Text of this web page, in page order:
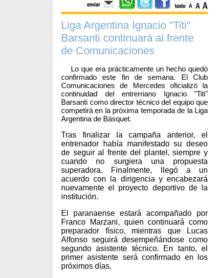
Liga Argentina Ignacio "Titi"
Barsanti continuará al frente
de Comunicaciones
Lo que era prácticamente un hecho quedó
confirmado este fin de semana. El Club
Comunicaciones de Mercedes oficializó la
continuidad del entrerriano Ignacio "Titi"
Barsanti como director técnico del equipo que
competirá en la próxima temporada de la Liga
Argentina de Básquet.
Tras finalizar la campaña anterior, el
entrenador había manifestado su deseo
de seguir al frente del plantel, siempre y
cuando no surgiera una propuesta
superadora. Finalmente, llegó a un
acuerdo con la dirigencia y encabezará
nuevamente el proyecto deportivo de la
institución.
El paranaense estará acompañado por
Franco Marzani, quien continuará como
preparador físico, mientras que Lucas
Alfonso seguirá desempeñándose como
segundo asistente técnico. En tanto, el
primer asistente será confirmado en los
próximos días.